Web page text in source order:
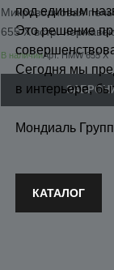
Микроволновая
655 X встр.
В наличииАрт.HMW 655 X
под единым
Это решение
Сегодня мы
в интерьере,
Мондиаль Групп
КАТАЛОГ